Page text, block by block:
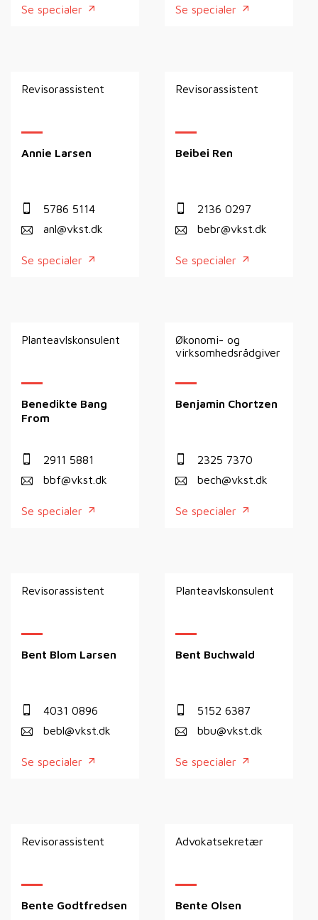
Se specialer Se specialer
Revisorassistent
Annie Larsen
5786 5114
anl@vkst.dk
Se specialer
Revisorassistent
Beibei Ren
2136 0297
bebr@vkst.dk
Se specialer
Planteavlskonsulent
Benedikte Bang
From
2911 5881
bbf@vkst.dk
Se specialer
Økonomi- og
virksomhedsrådgiver
Benjamin Chortzen
2325 7370
bech@vkst.dk
Se specialer
Revisorassistent
Bent Blom Larsen
4031 0896
bebl@vkst.dk
Se specialer
Planteavlskonsulent
Bent Buchwald
5152 6387
bbu@vkst.dk
Se specialer
Revisorassistent
Bente Godtfredsen
Advokatsekretær
Bente Olsen